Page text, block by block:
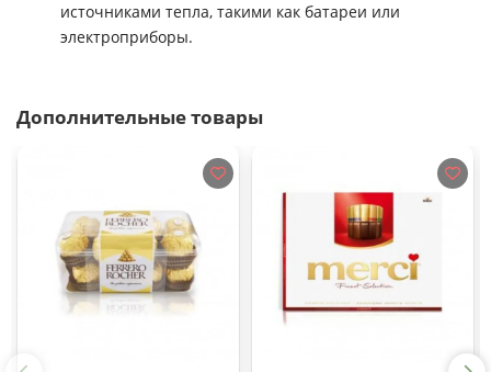
источниками тепла, такими как батареи или
электроприборы.
Дополнительные товары